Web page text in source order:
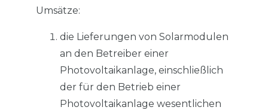
Umsätze:
die Lieferungen von Solarmodulen
an den Betreiber einer
Photovoltaikanlage, einschließlich
der für den Betrieb einer
Photovoltaikanlage wesentlichen